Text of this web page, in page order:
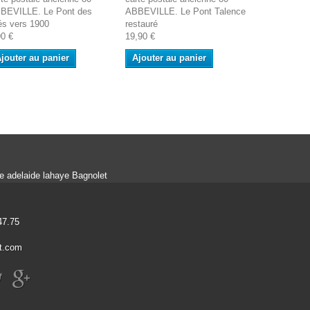
Le Pont des
vers 1900
€
au panier
ABBEVILLE. Le Pont Talence
restauré
19,90 €
Ajouter au panier
adelaide lahaye Bagnolet